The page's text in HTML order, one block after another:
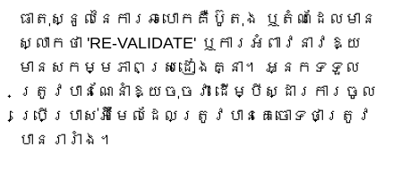
ធាតុ​ស្នូល​នៃ​ការ​ឆបោក​គឺ​ប៊ូតុង ឬ​តំណ​ដែល​មាន​
ស្លាក​ថា 'RE-VALIDATE' ឬ​ការ​អំពាវនាវ​ឱ្យ​
មាន​សកម្មភាព​ស្រដៀង​គ្នា។ អ្នក​ទទួល​
ត្រូវ​បាន​ណែនាំ​ឱ្យ​ចុច​វា ដើម្បី​ស្ដារ​ការ​ចូល​
ប្រើប្រាស់​អ៊ីមែល​ដែល​ត្រូវ​បាន​គេ​ចោទ​ថា​ត្រូវ​
បាន​រារាំង។